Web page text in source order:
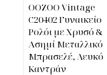
OOZOO Vintage
C20402 Γυναικείο
Ρολόι με Χρυσό &
Ασημί Μεταλλικό
Μπρασελέ, Λευκό
Καντράν